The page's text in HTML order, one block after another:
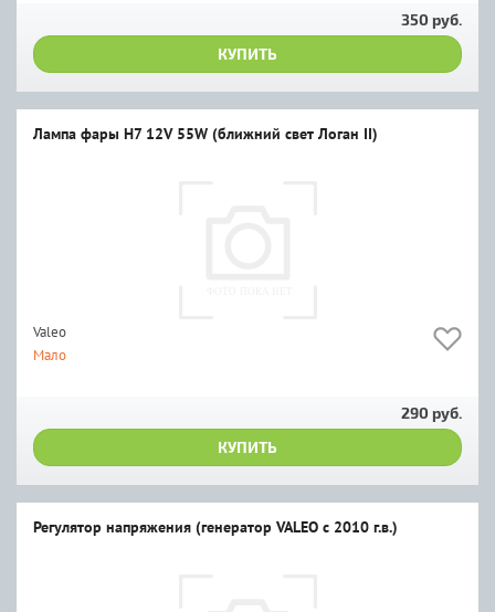
350 руб.
КУПИТЬ
Лампа фары Н7 12V 55W (ближний свет Логан II)
Valeo
Мало
290 руб.
КУПИТЬ
Регулятор напряжения (генератор VALEO с 2010 г.в.)